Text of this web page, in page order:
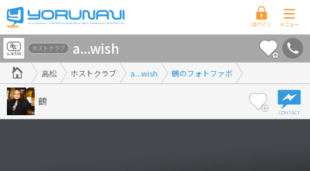
香
川
県
版
高松 ホストクラブ a...wish 鶴のフォトファボ
ホストクラブ a...wish
鶴